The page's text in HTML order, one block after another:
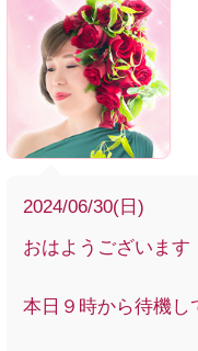
2024/06/30(日)
おはようございます
本日９時から待機し